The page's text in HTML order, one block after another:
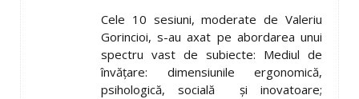
Cele 10 sesiuni, moderate de Valeriu
Gorincioi, s-au axat pe abordarea unui
spectru vast de subiecte: Mediul de
învățare: dimensiunile ergonomică,
psihologică, socială și inovatoare;